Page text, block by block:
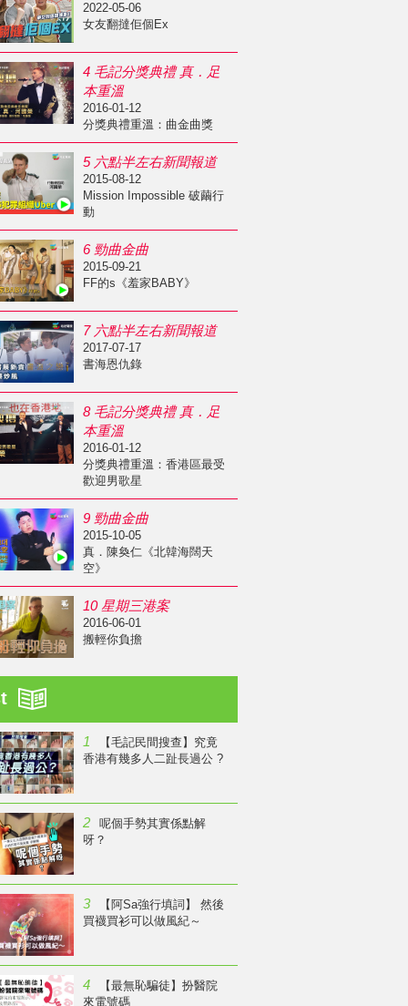
2022-05-06
女友翻撻佢個Ex
4 毛記分獎典禮 真．足
本重溫
2016-01-12
分獎典禮重溫：曲金曲獎
5 六點半左右新聞報道
2015-08-12
Mission Impossible 破繭行
動
6 勁曲金曲
2015-09-21
FF的s《羞家BABY》
7 六點半左右新聞報道
2017-07-17
書海恩仇錄
8 毛記分獎典禮 真．足
本重溫
2016-01-12
分獎典禮重溫：香港區最受
歡迎男歌星
9 勁曲金曲
2015-10-05
真．陳奐仁《北韓海闊天
空》
10 星期三港案
2016-06-01
搬輕你負擔
1
【毛記民間搜查】究竟
香港有幾多人二趾長過公 ?
2
呢個手勢其實係點解
呀？
3
【阿Sa強行填詞】 然後
買襪買衫可以做風紀～
4
【最無恥騙徒】扮醫院
來電號碼